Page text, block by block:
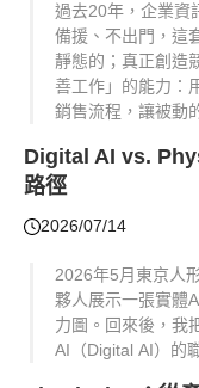
過去20年，企業資
備援、不出門，這
靜態的；真正創造
善工作」的能力：
銷售流程，讓被動
拿客服對話...
Digital AI vs.
路徑
2026/07/14
2026年5月東京人
夥人展示一張實體
力圖。回來後，我
AI（Digital AI）的